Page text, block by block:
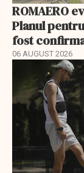
ROMAERO
Planul
fost
06 AUGUST 2026